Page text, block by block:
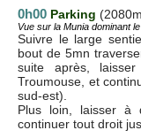
0h00 Parking
Vue sur la Munia dominant
Suivre le large
bout de 5mn
suite après,
Troumouse, et
sud-est).
Plus loin, laisser à
continuer tout droit